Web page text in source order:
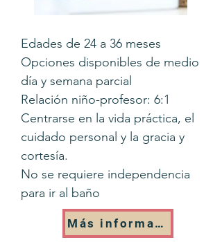
Edades de 24 a 36 meses
Opciones disponibles de medio
día y semana parcial
Relación niño-profesor: 6:1
Centrarse en la vida práctica, el
cuidado personal y la gracia y
cortesía.
No se requiere independencia
para ir al baño
Más información